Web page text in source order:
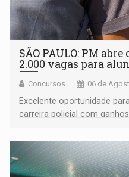
SÃO PAULO: PM
2.000 vagas para
Concursos 06 de
Excelente oportunidade
carreira policial com ganhos